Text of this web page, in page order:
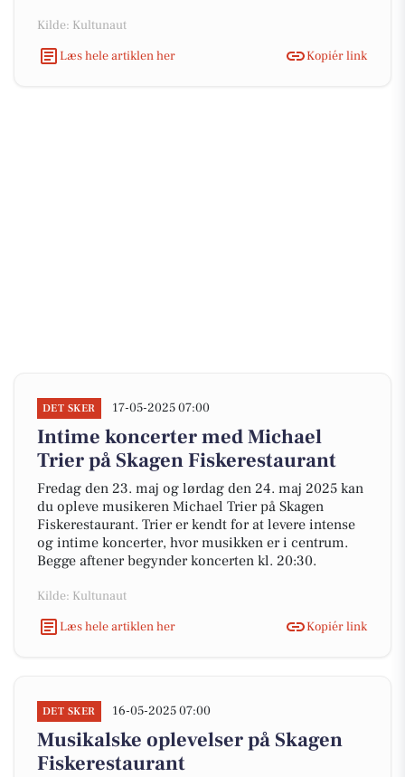
Kilde: Kultunaut
Læs hele artiklen her
Kopiér link
DET SKER 17-05-2025 07:00
Intime koncerter med Michael
Trier på Skagen Fiskerestaurant
Fredag den 23. maj og lørdag den 24. maj 2025 kan
du opleve musikeren Michael Trier på Skagen
Fiskerestaurant. Trier er kendt for at levere intense
og intime koncerter, hvor musikken er i centrum.
Begge aftener begynder koncerten kl. 20:30.
Kilde: Kultunaut
Læs hele artiklen her
Kopiér link
DET SKER 16-05-2025 07:00
Musikalske oplevelser på Skagen
Fiskerestaurant